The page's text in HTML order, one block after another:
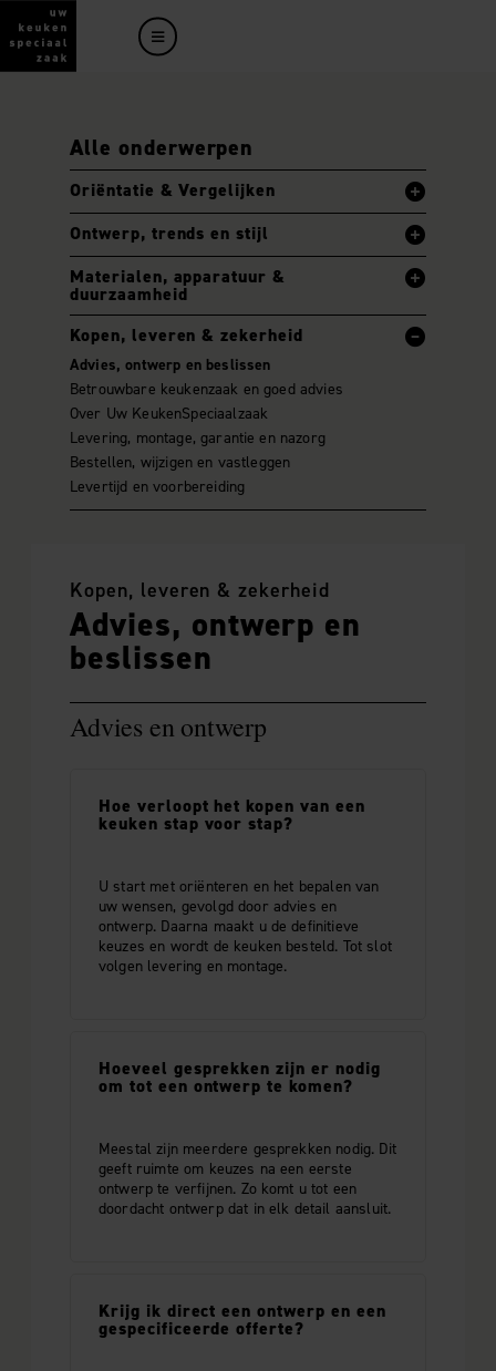
Alle onderwerpen
Oriëntatie & Vergelijken
Ontwerp, trends en stijl
Materialen, apparatuur &
duurzaamheid
Kopen, leveren & zekerheid
Advies, ontwerp en beslissen
Betrouwbare keukenzaak en goed advies
Over Uw KeukenSpeciaalzaak
Levering, montage, garantie en nazorg
Bestellen, wijzigen en vastleggen
Levertijd en voorbereiding
Kopen, leveren & zekerheid
Advies, ontwerp en
beslissen
Advies en ontwerp
Hoe verloopt het kopen van een
keuken stap voor stap?
U start met oriënteren en het bepalen van
uw wensen, gevolgd door advies en
ontwerp. Daarna maakt u de definitieve
keuzes en wordt de keuken besteld. Tot slot
volgen levering en montage.
Hoeveel gesprekken zijn er nodig
om tot een ontwerp te komen?
Meestal zijn meerdere gesprekken nodig. Dit
geeft ruimte om keuzes na een eerste
ontwerp te verfijnen. Zo komt u tot een
doordacht ontwerp dat in elk detail aansluit.
Krijg ik direct een ontwerp en een
gespecificeerde offerte?